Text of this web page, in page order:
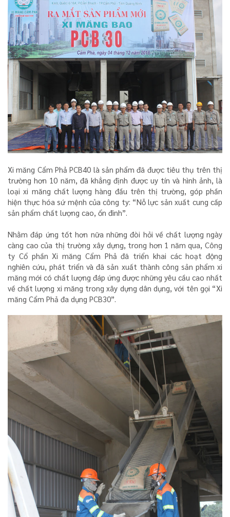
Xi măng Cẩm Phả PCB40 là sản phẩm đã được tiêu thụ trên thị
trường hơn 10 năm, đã khẳng định được uy tín và hình ảnh, là
loại xi măng chất lượng hàng đầu trên thị trường, góp phần
hiện thực hóa sứ mệnh của công ty: “Nỗ lực sản xuất cung cấp
sản phẩm chất lượng cao, ổn đinh”.
Nhằm đáp ứng tốt hơn nữa những đòi hỏi về chất lượng ngày
càng cao của thị trường xây dựng, trong hơn 1 năm qua, Công
ty Cổ phần Xi măng Cẩm Phả đã triển khai các hoạt động
nghiên cứu, phát triển và đã sản xuất thành công sản phẩm xi
măng mới có chất lượng đáp ứng được những yêu cầu cao nhất
về chất lượng xi măng trong xây dựng dân dụng, với tên gọi “Xi
măng Cẩm Phả đa dụng PCB30”.